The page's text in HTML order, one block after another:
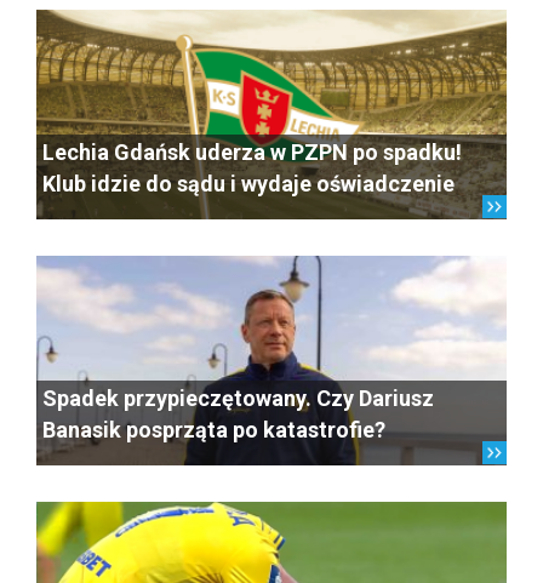
Lechia Gdańsk uderza w PZPN po spadku!
Klub idzie do sądu i wydaje oświadczenie
Spadek przypieczętowany. Czy Dariusz
Banasik posprząta po katastrofie?